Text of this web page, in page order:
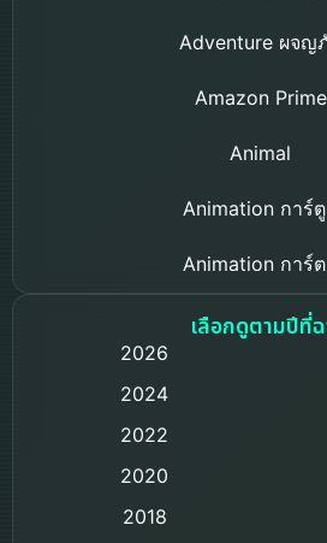
Adventure ผจญ
Amazon Prime
Animal
Animation การ์
Animation การ์
Based on a True Story
เลือกดูตามปีที่
2026
2024
2022
2020
2018